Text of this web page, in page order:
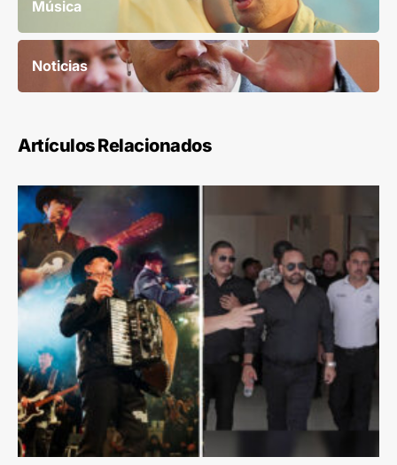
Música
Noticias
Artículos Relacionados